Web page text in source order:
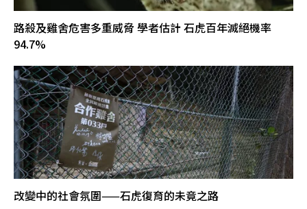
路殺及雞舍危害多重威脅 學者估計 石虎百年滅絕機率
94.7%
改變中的社會氛圍——石虎復育的未竟之路